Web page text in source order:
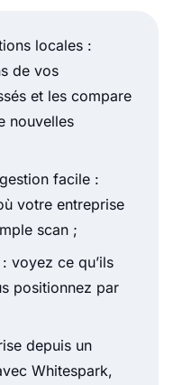
locales :
de vos
et les compare
nouvelles
facile :
votre entreprise
scan ;
voyez ce qu’ils
positionnez par
depuis un
Whitespark,